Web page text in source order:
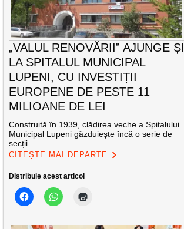
„VALUL RENOVĂRII” AJUNGE ȘI
LA SPITALUL MUNICIPAL
LUPENI, CU INVESTIȚII
EUROPENE DE PESTE 11
MILIOANE DE LEI
Construită în 1939, clădirea veche a Spitalului
Municipal Lupeni găzduiește încă o serie de
secții
CITEȘTE MAI DEPARTE
Distribuie acest articol